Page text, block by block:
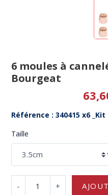
6 moules à
Bourgeat
Référence : 340415 x6 _Kit
Taille
- +